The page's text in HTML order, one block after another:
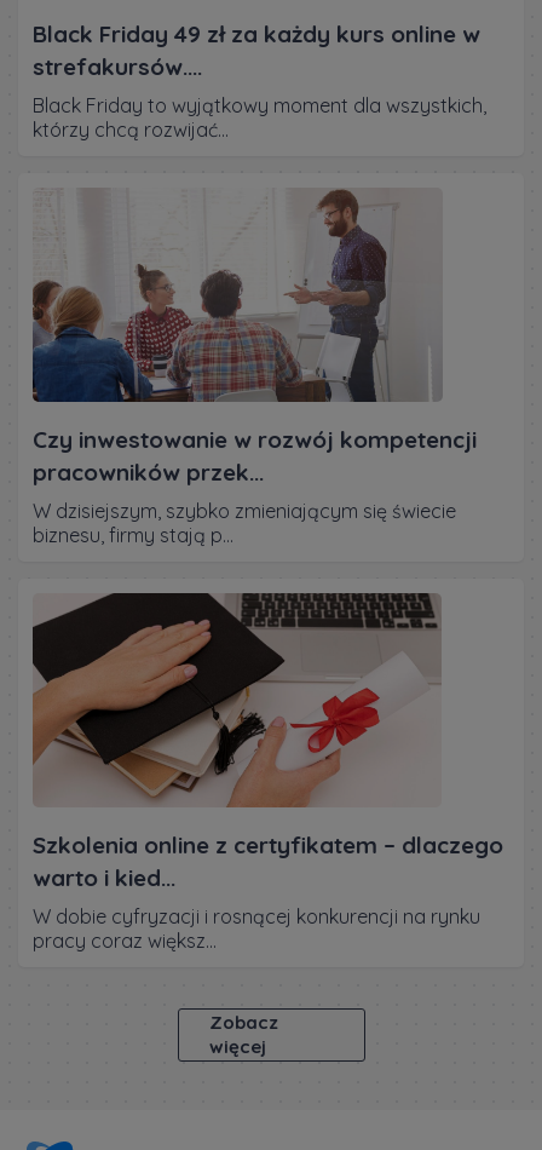
Black Friday 49 zł za każdy kurs online w
strefakursów....
Black Friday to wyjątkowy moment dla wszystkich,
którzy chcą rozwijać...
Czy inwestowanie w rozwój kompetencji
pracowników przek...
W dzisiejszym, szybko zmieniającym się świecie
biznesu, firmy stają p...
Szkolenia online z certyfikatem – dlaczego
warto i kied...
W dobie cyfryzacji i rosnącej konkurencji na rynku
pracy coraz większ...
Zobacz
więcej